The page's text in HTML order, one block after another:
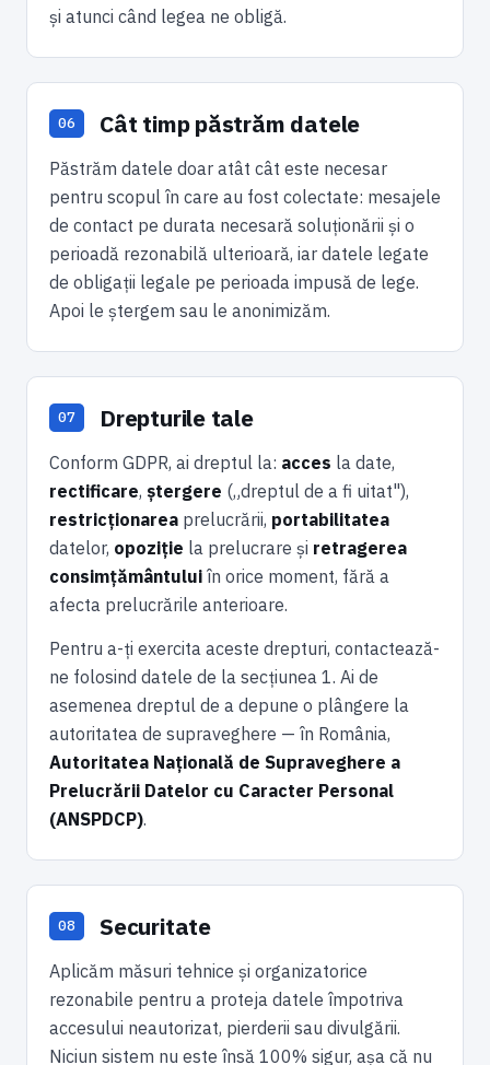
și atunci când legea ne obligă.
Cât timp păstrăm datele
Păstrăm datele doar atât cât este necesar
pentru scopul în care au fost colectate: mesajele
de contact pe durata necesară soluționării și o
perioadă rezonabilă ulterioară, iar datele legate
de obligații legale pe perioada impusă de lege.
Apoi le ștergem sau le anonimizăm.
Drepturile tale
Conform GDPR, ai dreptul la: acces la date,
rectificare, ștergere („dreptul de a fi uitat"),
restricționarea prelucrării, portabilitatea
datelor, opoziție la prelucrare și retragerea
consimțământului în orice moment, fără a
afecta prelucrările anterioare.
Pentru a-ți exercita aceste drepturi, contactează-
ne folosind datele de la secțiunea 1. Ai de
asemenea dreptul de a depune o plângere la
autoritatea de supraveghere — în România,
Autoritatea Națională de Supraveghere a
Prelucrării Datelor cu Caracter Personal
(ANSPDCP).
Securitate
Aplicăm măsuri tehnice și organizatorice
rezonabile pentru a proteja datele împotriva
accesului neautorizat, pierderii sau divulgării.
Niciun sistem nu este însă 100% sigur, așa că nu